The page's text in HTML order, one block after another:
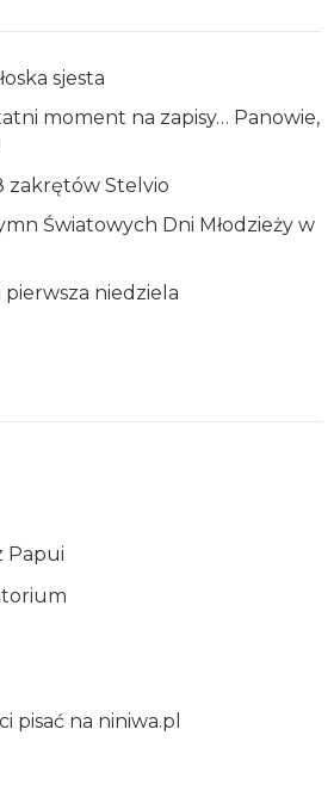
sjesta
moment na zapisy… Panowie,
zakrętów Stelvio
Światowych Dni Młodzieży w
niedziela
Papui
pisać na niniwa.pl